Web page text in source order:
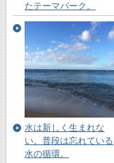
たテーマパーク。
水は新しく生まれな
い。普段は忘れている
水の循環。